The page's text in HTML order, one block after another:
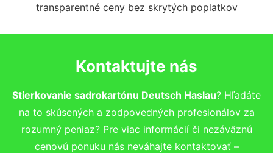
transparentné ceny bez skrytých poplatkov
Kontaktujte nás
Stierkovanie sadrokartónu Deutsch Haslau? Hľadáte
na to skúsených a zodpovedných profesionálov za
rozumný peniaz? Pre viac informácií či nezáväznú
cenovú ponuku nás neváhajte kontaktovať –